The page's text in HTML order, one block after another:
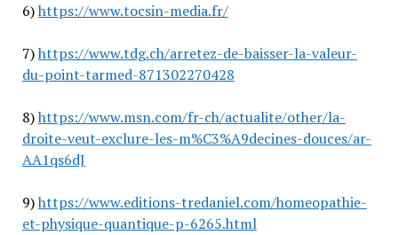
6)https://www.tocsin-media.fr/
7)https://www.tdg.ch/arretez-de-baisser-la-valeur-
du-point-tarmed-871302270428
8)https://www.msn.com/fr-ch/actualite/other/la-
droite-veut-exclure-les-m%C3%A9decines-douces/ar-
AA1qs6dJ
9)https://www.editions-tredaniel.com/homeopathie-
et-physique-quantique-p-6265.html